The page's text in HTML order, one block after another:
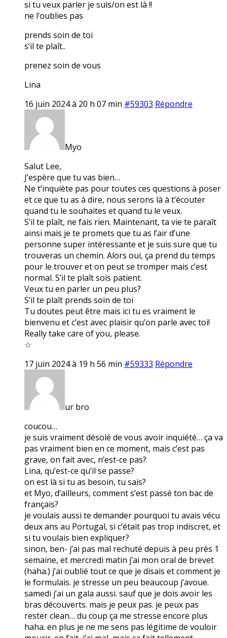
si tu veux parler je suis/on est là !!
ne l’oublies pas
prends soin de toi
s’il te plaît..
prenez soin de vous
Lina
16 juin 2024 à 20 h 07 min #59303 Répondre
Myo
Salut Lee,
J’espère que tu vas bien…
Ne t’inquiète pas pour toutes ces questions à poser
et ce que tu as à dire, nous serons là à t’écouter
quand tu le souhaites et quand tu le veux.
S’il te plaît, ne fais rien. Maintenant, ta vie te paraît
ainsi mais je te promets que tu as l’air d’une
personne super intéressante et je suis sure que tu
trouveras un chemin. Alors oui, ça prend du temps
pour le trouver et on peut se tromper mais c’est
normal. S’il te plaît sois patient.
Veux tu en parler un peu plus?
S’il te plaît prends soin de toi
Tu doutes peut être mais ici tu es vraiment le
bienvenu et c’est avec plaisir qu’on parle avec toi!
Really take care of you, please.
☆
17 juin 2024 à 19 h 56 min #59333 Répondre
ur bro
coucou…
je suis vraiment désolé de vous avoir inquiété… ça va
pas vraiment bien en ce moment, mais c’est pas
grave, on fait avec, n’est-ce pas?
Lina, qu’est-ce qu’il se passe?
on est là si tu as besoin, tu sais?
et Myo, d’ailleurs, comment s’est passé ton bac de
français?
je voulais aussi te demander pourquoi tu avais vécu
deux ans au Portugal, si c’était pas trop indiscret, et
si tu voulais bien expliquer?
sinon, ben- j’ai pas mal rechuté depuis à peu près 1
semaine, et mercredi matin j’ai mon oral de brevet
(haha.) j’ai oublié tout ce que je disais et comment je
le formulais. je stresse un peu beaucoup j’avoue.
samedi j’ai un gala aussi. sauf que je dois avoir les
bras découverts. mais je peux pas. je peux pas
rester clean… du coup ça me stresse encore plus
haha. en plus je ne me sens pas légitime de vouloir